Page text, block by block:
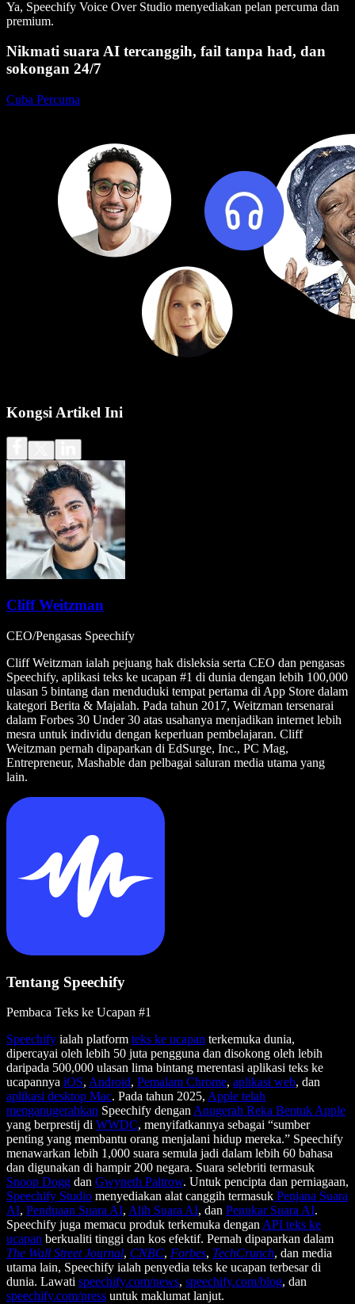
Ya, Speechify Voice Over Studio menyediakan pelan percuma dan
premium.
Nikmati suara AI tercanggih, fail tanpa had, dan
sokongan 24/7
Cuba Percuma
Kongsi Artikel Ini
Cliff Weitzman
CEO/Pengasas Speechify
Cliff Weitzman ialah pejuang hak disleksia serta CEO dan pengasas
Speechify, aplikasi teks ke ucapan #1 di dunia dengan lebih 100,000
ulasan 5 bintang dan menduduki tempat pertama di App Store dalam
kategori Berita & Majalah. Pada tahun 2017, Weitzman tersenarai
dalam Forbes 30 Under 30 atas usahanya menjadikan internet lebih
mesra untuk individu dengan keperluan pembelajaran. Cliff
Weitzman pernah dipaparkan di EdSurge, Inc., PC Mag,
Entrepreneur, Mashable dan pelbagai saluran media utama yang
lain.
Tentang Speechify
Pembaca Teks ke Ucapan #1
Speechify ialah platform teks ke ucapan terkemuka dunia,
dipercayai oleh lebih 50 juta pengguna dan disokong oleh lebih
daripada 500,000 ulasan lima bintang merentasi aplikasi teks ke
ucapannya iOS, Android, Pemalam Chrome, aplikasi web, dan
aplikasi desktop Mac. Pada tahun 2025, Apple telah
menganugerahkan Speechify dengan Anugerah Reka Bentuk Apple
yang berprestij di WWDC, menyifatkannya sebagai “sumber
penting yang membantu orang menjalani hidup mereka.” Speechify
menawarkan lebih 1,000 suara semula jadi dalam lebih 60 bahasa
dan digunakan di hampir 200 negara. Suara selebriti termasuk
Snoop Dogg dan Gwyneth Paltrow. Untuk pencipta dan perniagaan,
Speechify Studio menyediakan alat canggih termasuk Penjana Suara
AI, Penduaan Suara AI, Alih Suara AI, dan Penukar Suara AI.
Speechify juga memacu produk terkemuka dengan API teks ke
ucapan berkualiti tinggi dan kos efektif. Pernah dipaparkan dalam
The Wall Street Journal, CNBC, Forbes, TechCrunch, dan media
utama lain, Speechify ialah penyedia teks ke ucapan terbesar di
dunia. Lawati speechify.com/news, speechify.com/blog, dan
speechify.com/press untuk maklumat lanjut.